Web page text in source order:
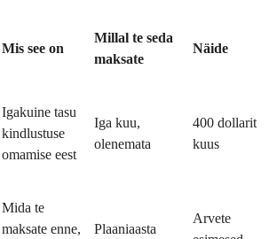
Mis see on
Millal te seda
maksate
Näide
Igakuine tasu
kindlustuse
omamise eest
Iga kuu,
olenemata
400 dollarit
kuus
Mida te
maksate enne,
Plaaniaasta
Arvete